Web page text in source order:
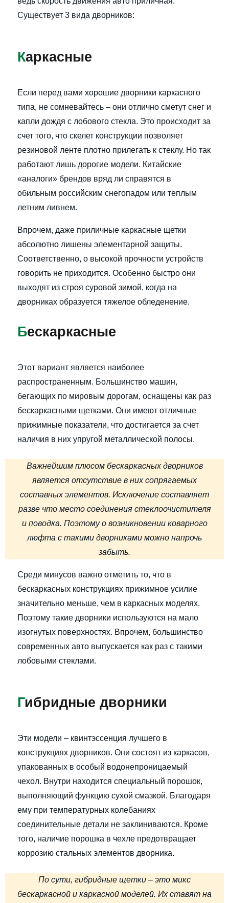
Существует 3 вида дворников:
Каркасные
Если перед вами хорошие дворники каркасного
типа, не сомневайтесь – они отлично сметут снег и
капли дождя с лобового стекла. Это происходит за
счет того, что скелет конструкции позволяет
резиновой ленте плотно прилегать к стеклу. Но так
работают лишь дорогие модели. Китайские
«аналоги» брендов вряд ли справятся в
обильным российским снегопадом или теплым
летним ливнем.
Впрочем, даже приличные каркасные щетки
абсолютно лишены элементарной защиты.
Соответственно, о высокой прочности устройств
говорить не приходится. Особенно быстро они
выходят из строя суровой зимой, когда на
дворниках образуется тяжелое обледенение.
Бескаркасные
Этот вариант является наиболее
распространенным. Большинство машин,
бегающих по мировым дорогам, оснащены как раз
бескаркасными щетками. Они имеют отличные
прижимные показатели, что достигается за счет
наличия в них упругой металлической полосы.
Важнейшим плюсом бескаркасных дворников
является отсутствие в них сопрягаемых
составных элементов. Исключение составляет
разве что место соединения стеклоочистителя
и поводка. Поэтому о возникновении коварного
люфта с такими дворниками можно напрочь
забыть.
Среди минусов важно отметить то, что в
бескаркасных конструкциях прижимное усилие
значительно меньше, чем в каркасных моделях.
Поэтому такие дворники используются на мало
изогнутых поверхностях. Впрочем, большинство
современных авто выпускается как раз с такими
лобовыми стеклами.
Гибридные дворники
Эти модели – квинтэссенция лучшего в
конструкциях дворников. Они состоят из каркасов,
упакованных в особый водонепроницаемый
чехол. Внутри находится специальный порошок,
выполняющий функцию сухой смазкой. Благодаря
ему при температурных колебаниях
соединительные детали не заклиниваются. Кроме
того, наличие порошка в чехле предотвращает
коррозию стальных элементов дворника.
По сути, гибридные щетки – это микс
бескаркасной и каркасной моделей. Их ставят на